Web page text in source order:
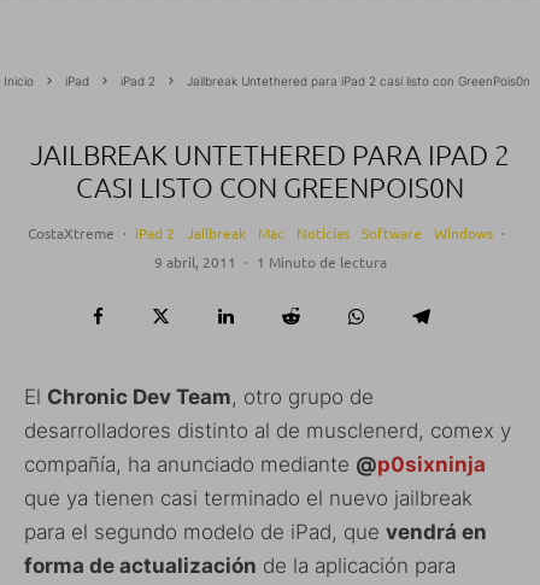
Inicio iPad iPad 2 Jailbreak Untethered para iPad 2 casi listo con GreenPois0n
JAILBREAK UNTETHERED PARA IPAD 2
CASI LISTO CON GREENPOIS0N
CostaXtreme · iPad 2 Jailbreak Mac Noticias Software Windows ·
9 abril, 2011
· 1 Minuto de lectura
El Chronic Dev Team, otro grupo de
desarrolladores distinto al de musclenerd, comex y
compañía, ha anunciado mediante @p0sixninja
que ya tienen casi terminado el nuevo jailbreak
para el segundo modelo de iPad, que vendrá en
forma de actualización de la aplicación para